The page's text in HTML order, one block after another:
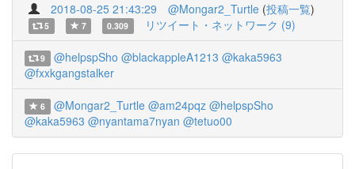
2018-08-25 21:43:29 @Mongar2_Turtle (投稿一覧)
5 7 0.309 リツイート・ネットワーク (9)
9 @helpspSho @blackappleA1213 @kaka5963
@fxxkgangstalker
6 @Mongar2_Turtle @am24pqz @helpspSho
@kaka5963 @nyantama7nyan @tetuo00